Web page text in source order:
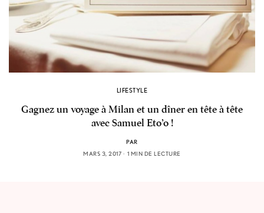
LIFESTYLE
Gagnez un voyage à Milan et un dîner en tête à tête
avec Samuel Eto’o !
PAR
MARS 3, 2017
1 MIN DE LECTURE